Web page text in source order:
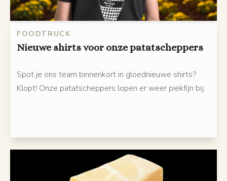
FOODTRUCK
Nieuwe shirts voor onze patatscheppers
Spot je ons team binnenkort in gloednieuwe shirts?
Klopt! Onze patatscheppers lopen er weer piekfijn bij.